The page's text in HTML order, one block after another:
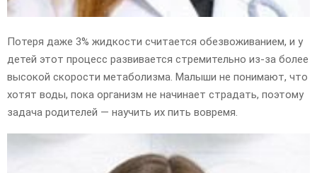
Потеря даже 3% жидкости считается обезвоживанием, и у
детей этот процесс развивается стремительно из-за более
высокой скорости метаболизма. Малыши не понимают, что
хотят воды, пока организм не начинает страдать, поэтому
задача родителей — научить их пить вовремя.